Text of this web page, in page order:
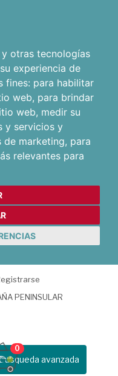
otras tecnologías
experiencia de
fines: para habilitar
web, para brindar
web, medir su
y servicios y
de marketing, para
relevantes para
PENINSULAR
avanzada
0